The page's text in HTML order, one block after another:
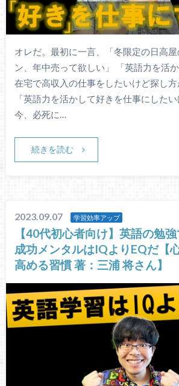
オレだ。最初に一言、「冬限定の日高
ン、年中売って欲しい」 「英語力を活
在宅で高収入の仕事をしたいけど探し方
「英語力を活かして好きを仕事にしたい
今、必死に…
続きを読む
2023.09.07 学習効率アップ
【40代初心者向け】英語の勉
成功メンタルはIQよりEQだ【
高める習慣 著：三浦 将さん】